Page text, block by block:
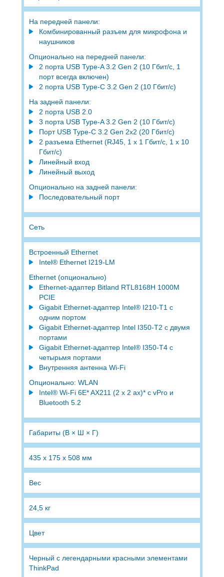
На передней панели:
Комбинированный разъем для микрофона и
наушников
Опционально на передней панели:
2 порта USB Type-A 3.2 Gen 2 (10 Гбит/с, 1
порт всегда включен)
2 порта USB Type-C 3.2 Gen 2 (10 Гбит/с)
На задней панели:
2 порта USB 2.0
3 порта USB Type-A 3.2 Gen 2 (10 Гбит/с)
Порт USB Type-C 3.2 Gen 2x2 (20 Гбит/с)
2 разъема Ethernet (RJ45, 1 x 1 Гбит/с, 1 x 10
Гбит/с)
Линейный вход
Линейный выход
Опционально на задней панели:
Последовательный порт
Сеть
Встроенный Ethernet
Intel® Ethernet I219-LM
Ethernet (опционально)
Ethernet-адаптер Bitland RTL8168H 1000M
PCIE
Gigabit Ethernet-адаптер Intel® I210-T1 с
одним портом
Gigabit Ethernet-адаптер Intel I350-T2 с двумя
портами
Gigabit Ethernet-адаптер Intel® I350-T4 c
четырьмя портами
Внутренняя антенна Wi-Fi
Опционально: WLAN
Intel® Wi-Fi 6E* AX211 (2 x 2 ax)* с vPro и
Bluetooth 5.2
Габариты (В × Ш × Г)
435 x 175 x 508 мм
Вес
24,5 кг
Цвет
Черный с легендарными красными элементами
ThinkPad